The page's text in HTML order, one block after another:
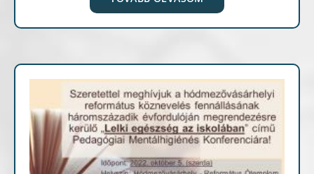
Archív cikkek